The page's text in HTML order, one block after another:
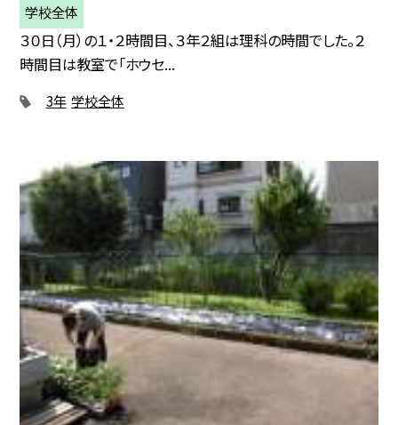
学校全体
３０日（月）の１・２時間目、３年２組は理科の時間でした。２
時間目は教室で「ホウセ...
3年 学校全体